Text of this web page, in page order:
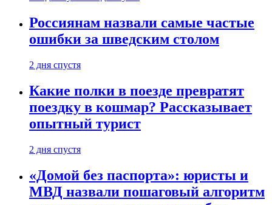
Россиянам назвали самые частые
ошибки за шведским столом
2 дня спустя
Какие полки в поезде превратят
поездку в кошмар? Рассказывает
опытный турист
2 дня спустя
«Домой без паспорта»: юристы и
МВД назвали пошаговый алгоритм